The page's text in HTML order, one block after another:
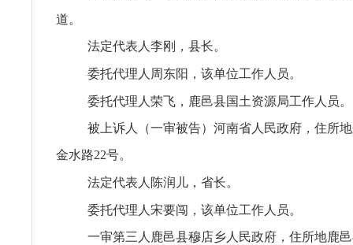
道。
法定代表人李刚，县长。
委托代理人周东阳，该单位工作人员。
委托代理人荣飞，鹿邑县国土资源局工作人员。
被上诉人（一审被告）河南省人民政府，住所
金水路22号。
法定代表人陈润儿，省长。
委托代理人宋要闯，该单位工作人员。
一审第三人鹿邑县穆店乡人民政府，住所地鹿